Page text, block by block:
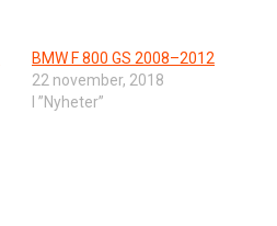
BMW F 800 GS 2008–2012
22 november, 2018
I ”Nyheter”